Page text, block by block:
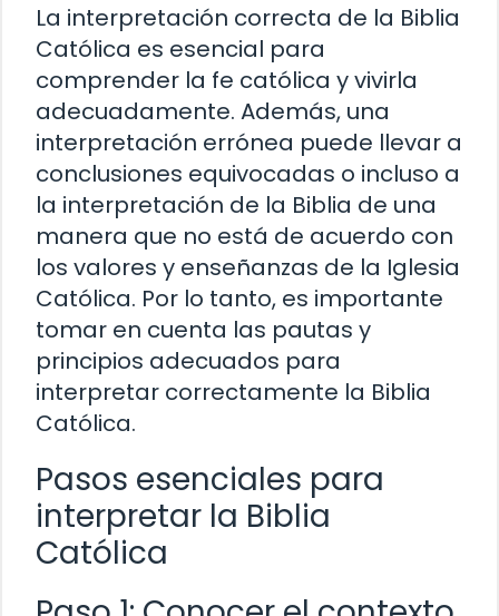
La interpretación correcta de la Biblia
Católica es esencial para
comprender la fe católica y vivirla
adecuadamente. Además, una
interpretación errónea puede llevar a
conclusiones equivocadas o incluso a
la interpretación de la Biblia de una
manera que no está de acuerdo con
los valores y enseñanzas de la Iglesia
Católica. Por lo tanto, es importante
tomar en cuenta las pautas y
principios adecuados para
interpretar correctamente la Biblia
Católica.
Pasos esenciales para
interpretar la Biblia
Católica